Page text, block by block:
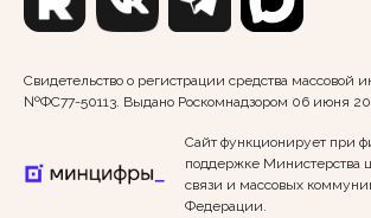
Свидетельство о регистрации средства массовой
№ФС77-50113. Выдано Роскомнадзором 06 июня
Сайт функционирует при
поддержке Министерства
связи и массовых
Федерации.